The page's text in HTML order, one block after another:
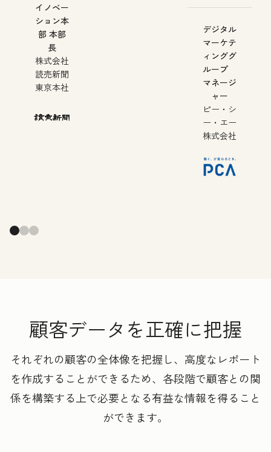
イノベー
ション本
部 本部
長
株式会社
読売新聞
東京本社
デジタル
マーケテ
ィンググ
ループ
マネージ
ャー
ピー・シ
ー・エー
株式会社
顧客データを正確に把握
それぞれの顧客の全体像を把握し、高度なレポート
を作成することができるため、各段階で顧客との関
係を構築する上で必要となる有益な情報を得ること
ができます。